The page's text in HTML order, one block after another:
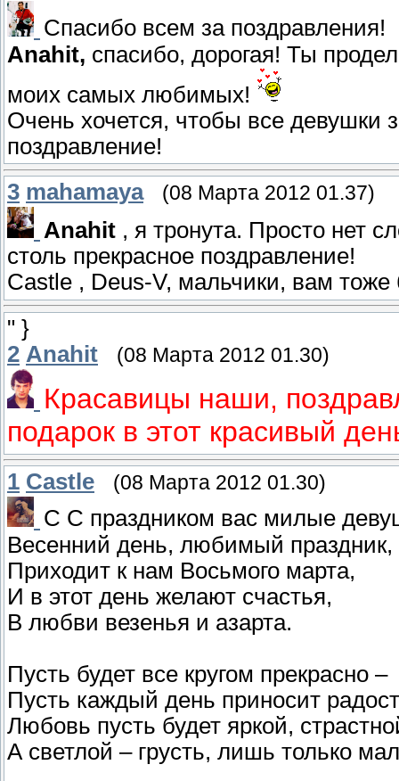
Спасибо всем за поздравления!
Anahit, спасибо, дорогая! Ты
моих самых любимых!
Очень хочется, чтобы все девушки
поздравление!
3 mahamaya (08 Марта 2012 01.37)
Anahit , я тронута. Просто нет
столь прекрасное поздравление!
Castle , Deus-V, мальчики, вам
" }
2 Anahit (08 Марта 2012 01.30)
Красавицы наши,
подарок в этот красивый
1 Castle (08 Марта 2012 01.30)
С С праздником вас милые
Весенний день, любимый праздник,
Приходит к нам Восьмого марта,
И в этот день желают счастья,
В любви везенья и азарта.
Пусть будет все кругом прекрасно –
Пусть каждый день приносит
Любовь пусть будет яркой,
А светлой – грусть, лишь только